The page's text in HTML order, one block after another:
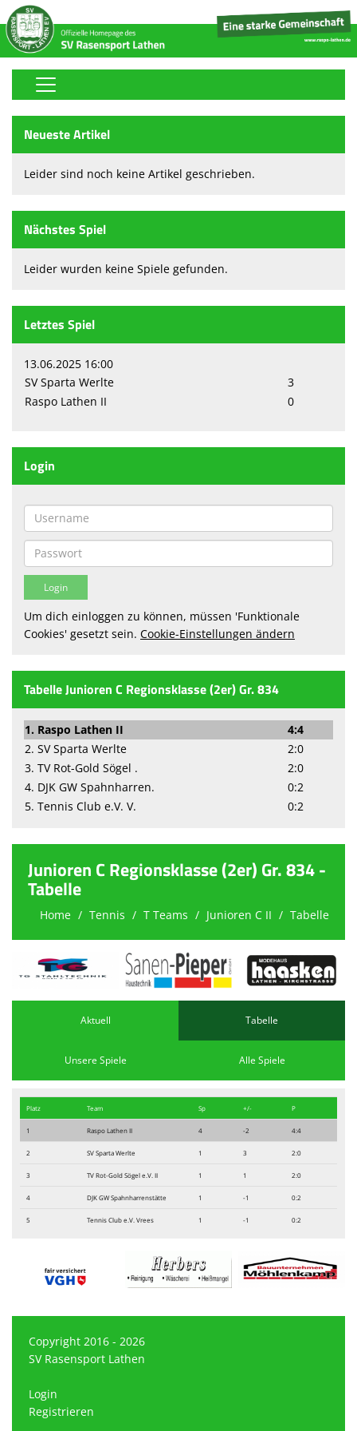
Home
Stickerfreunde-Sammelalbum
Fußball
Tischtennis
Handball
Sparten
Sponsoren
Fanshop
Anmeldung
Neueste Artikel
Leider sind noch keine Artikel geschrieben.
Nächstes Spiel
Leider wurden keine Spiele gefunden.
Letztes Spiel
13.06.2025 16:00
SV Sparta Werlte
3
Raspo Lathen II
0
Login
Um dich einloggen zu können, müssen 'Funktionale
Cookies' gesetzt sein. Cookie-Einstellungen ändern
Tabelle Junioren C Regionsklasse (2er) Gr. 834
1. Raspo Lathen II
4:4
2. SV Sparta Werlte
2:0
3. TV Rot-Gold Sögel .
2:0
4. DJK GW Spahnharren.
0:2
5. Tennis Club e.V. V.
0:2
Junioren C Regionsklasse (2er) Gr. 834 -
Tabelle
Home Tennis T Teams Junioren C II Tabelle
Aktuell Tabelle
Unsere Spiele Alle Spiele
Platz Team Sp +/- P
1 Raspo Lathen II 4 -2 4:4
2 SV Sparta Werlte 1 3 2:0
3 TV Rot-Gold Sögel e.V. II 1 1 2:0
4 DJK GW Spahnharrenstätte 1 -1 0:2
5 Tennis Club e.V. Vrees 1 -1 0:2
Copyright 2016 - 2026
SV Rasensport Lathen
Login
Registrieren